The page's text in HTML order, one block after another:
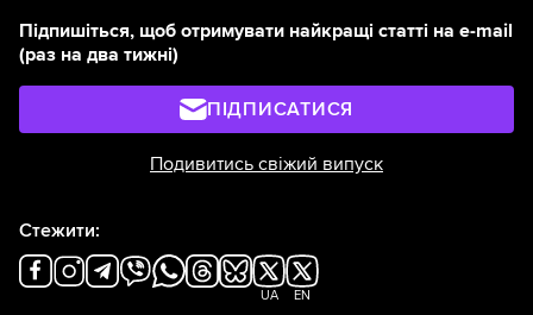
Підпишіться, щоб отримувати найкращі статті на e-mail
(раз на два тижні)
ПІДПИСАТИСЯ
Подивитись свіжий випуск
Стежити:
UA EN